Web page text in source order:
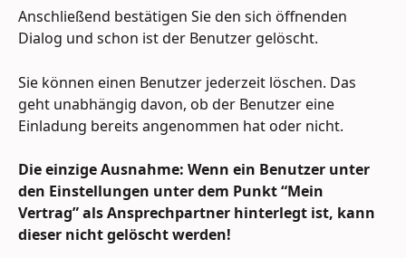
Anschließend bestätigen Sie den sich öffnenden
Dialog und schon ist der Benutzer gelöscht.
Sie können einen Benutzer jederzeit löschen. Das
geht unabhängig davon, ob der Benutzer eine
Einladung bereits angenommen hat oder nicht.
Die einzige Ausnahme: Wenn ein Benutzer unter
den Einstellungen unter dem Punkt “Mein
Vertrag” als Ansprechpartner hinterlegt ist, kann
dieser nicht gelöscht werden!